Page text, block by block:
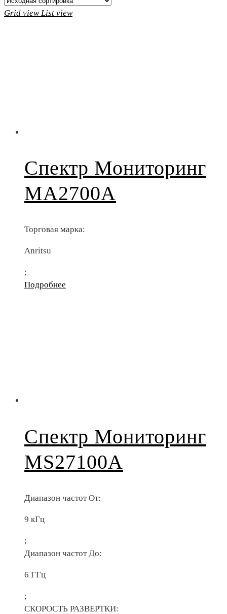
Grid view List view
Спектр Мониторинг
MA2700A
Торговая марка:
Anritsu
;
Подробнее
Спектр Мониторинг
MS27100A
Диапазон частот От:
9 кГц
;
Диапазон частот До:
6 ГГц
;
СКОРОСТЬ РАЗВЕРТКИ: